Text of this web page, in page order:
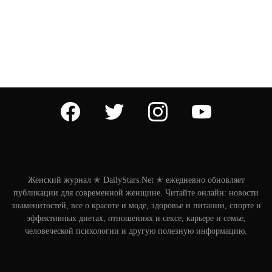
facebook twitter instagram youtube
Женский журнал ✭ DailyStars.Net ✭ ежедневно обновляет
публикации для современной женщине. Читайте онлайн: новости
знаменитостей, все о красоте и моде, здоровье и питании, спорте и
эффективных диетах, отношениях и сексе, карьере и семье,
человеческой психологии и другую полезную информацию.